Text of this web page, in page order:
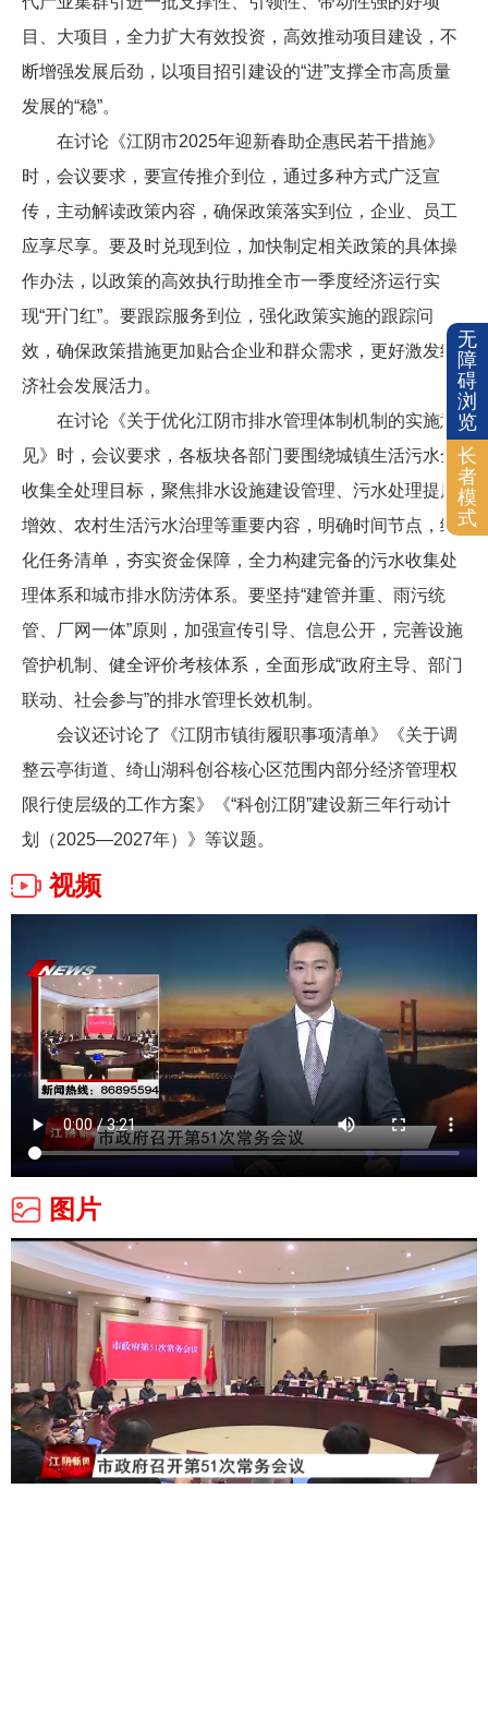
目、大项目，全力扩大有效投资，高效推动项目建设，不
断增强发展后劲，以项目招引建设的“进”支撑全市高质量
发展的“稳”。
在讨论《江阴市2025年迎新春助企惠民若干措施》
时，会议要求，要宣传推介到位，通过多种方式广泛宣
传，主动解读政策内容，确保政策落实到位，企业、员工
应享尽享。要及时兑现到位，加快制定相关政策的具体操
作办法，以政策的高效执行助推全市一季度经济运行实
现“开门红”。要跟踪服务到位，强化政策实施的跟踪问
效，确保政策措施更加贴合企业和群众需求，更好激发经
济社会发展活力。
在讨论《关于优化江阴市排水管理体制机制的实施意
见》时，会议要求，各板块各部门要围绕城镇生活污水全
收集全处理目标，聚焦排水设施建设管理、污水处理提质
增效、农村生活污水治理等重要内容，明确时间节点，细
化任务清单，夯实资金保障，全力构建完备的污水收集处
理体系和城市排水防涝体系。要坚持“建管并重、雨污统
管、厂网一体”原则，加强宣传引导、信息公开，完善设施
管护机制、健全评价考核体系，全面形成“政府主导、部门
联动、社会参与”的排水管理长效机制。
会议还讨论了《江阴市镇街履职事项清单》《关于调
整云亭街道、绮山湖科创谷核心区范围内部分经济管理权
限行使层级的工作方案》《“科创江阴”建设新三年行动计
划（2025—2027年）》等议题。
视频
图片
无
障
碍
浏
览
长
者
模
式